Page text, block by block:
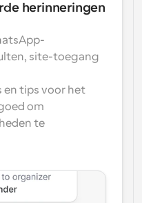
herinneringen
site-toegang
tips voor het
om
te